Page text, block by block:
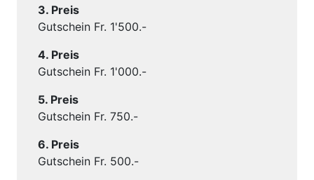
3. Preis
Gutschein Fr. 1'500.-
4. Preis
Gutschein Fr. 1'000.-
5. Preis
Gutschein Fr. 750.-
6. Preis
Gutschein Fr. 500.-